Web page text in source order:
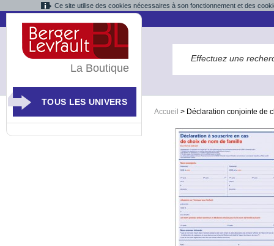
Ce site utilise des cookies nécessaires à son fonctionnement et des
Accueil > Déclaration conjointe de
La Boutique
TOUS LES UNIVERS